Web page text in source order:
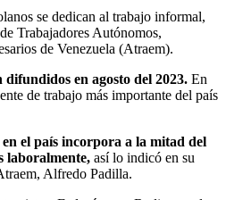
se dedican al trabajo informal,
Trabajadores Autónomos,
de Venezuela (Atraem).
en agosto del 2023. En
de trabajo más importante del país
el país incorpora a la mitad del
laboralmente, así lo indicó en su
Alfredo Padilla.